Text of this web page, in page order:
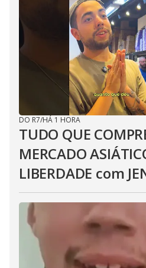
DO R7/HÁ 1 HORA
TUDO QUE
MERCADO
LIBERDADE com